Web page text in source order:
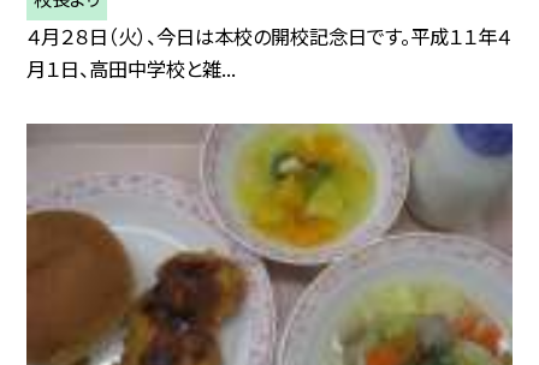
４月２８日（火）、今日は本校の開校記念日です。平成１１年４
月１日、高田中学校と雑...